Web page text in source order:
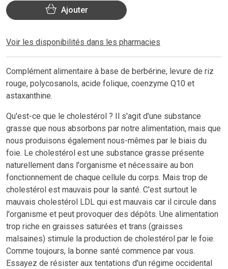
Ajouter
Voir les disponibilités dans les pharmacies
Complément alimentaire à base de berbérine, levure de riz
rouge, polycosanols, acide folique, coenzyme Q10 et
astaxanthine.
Qu'est-ce que le cholestérol ? Il s'agit d'une substance
grasse que nous absorbons par notre alimentation, mais que
nous produisons également nous-mêmes par le biais du
foie. Le cholestérol est une substance grasse présente
naturellement dans l'organisme et nécessaire au bon
fonctionnement de chaque cellule du corps. Mais trop de
cholestérol est mauvais pour la santé. C'est surtout le
mauvais cholestérol LDL qui est mauvais car il circule dans
l'organisme et peut provoquer des dépôts. Une alimentation
trop riche en graisses saturées et trans (graisses
malsaines) stimule la production de cholestérol par le foie.
Comme toujours, la bonne santé commence par vous.
Essayez de résister aux tentations d'un régime occidental